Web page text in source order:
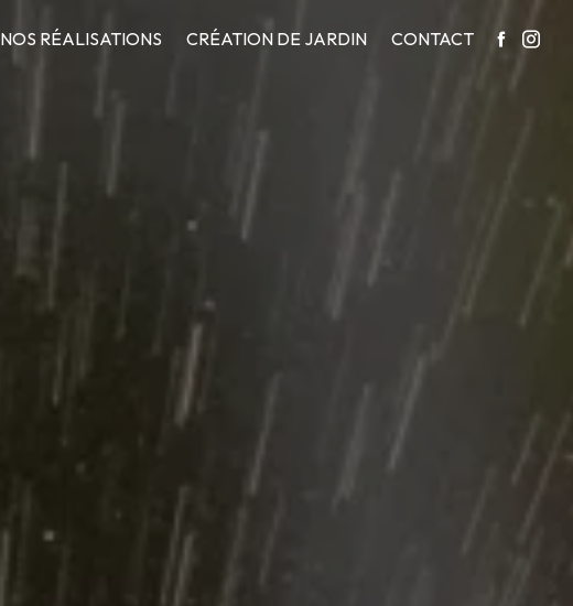
NOS RÉALISATIONS CRÉATION DE JARDIN CONTACT